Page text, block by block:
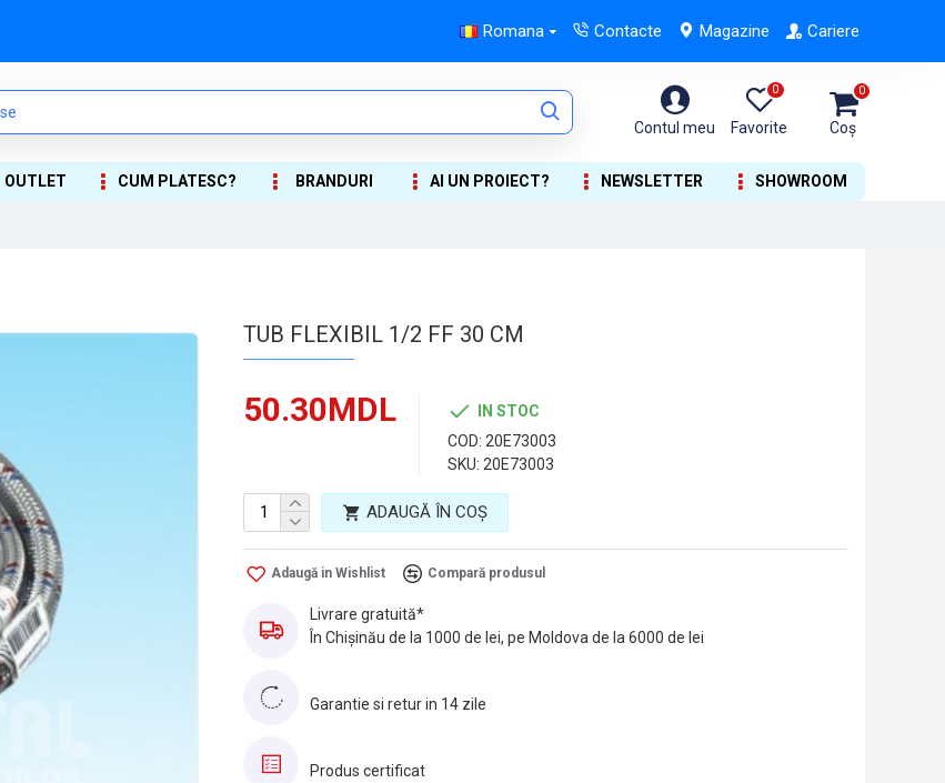
Romana Contacte Magazine Cariere
Contul meu Favorite
0
Coș
0
OUTLET CUM PLATESC? BRANDURI AI UN PROIECT? NEWSLETTER SHOWROOM
TUB FLEXIBIL 1/2 FF 30 CM
50.30MDL
IN STOC
COD: 20E73003
SKU: 20E73003
ADAUGĂ ÎN COŞ
Adaugă in Wishlist Compară produsul
Livrare gratuită*
În Chișinău de la 1000 de lei, pe Moldova de la 6000 de lei
Garantie si retur in 14 zile
Produs certificat